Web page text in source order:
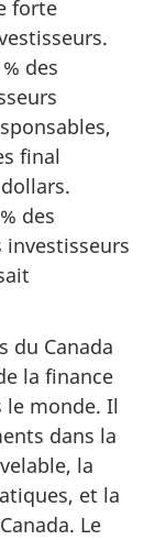
forte
des
final
des
investisseurs
du Canada
la finance
le monde. Il
dans la
la
et la
Le